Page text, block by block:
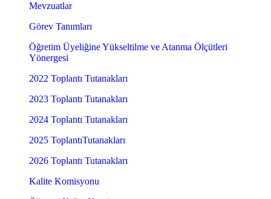
Mevzuatlar
Görev Tanımları
Öğretim Üyeliğine Yükseltilme ve Atanma Ölçütleri
Yönergesi
2022 Toplantı Tutanakları
2023 Toplantı Tutanakları
2024 Toplantı Tutanakları
2025 ToplantıTutanakları
2026 Toplantı Tutanakları
Kalite Komisyonu